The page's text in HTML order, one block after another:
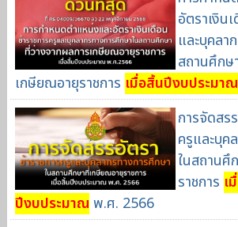
อัตราเงิน
และบุคลา
สถานศึกษ
เกษียณอายุราชการ เมื่อสิ้นปีงบประมาณ
การจัดสร
ครูและบุค
ในสถานศึ
ราชการ เ
ปีงบประมาณ พ.ศ. 2566